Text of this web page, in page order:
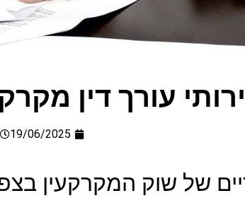
עורך דין
19/06/2025
של שוק המקרקעין